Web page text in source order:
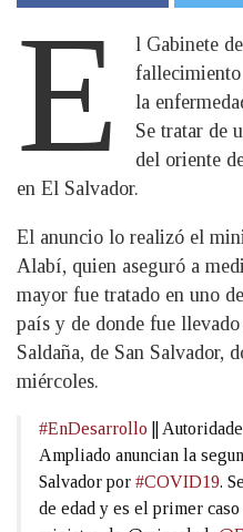
E
l Gabinete
fallecimiento
la
Se tratar de
del oriente
en El Salvador.
El anuncio lo realizó el
Alabí, quien aseguró a
mayor fue tratado en uno
país y de donde fue
Saldaña, de San Salvador,
miércoles.
#EnDesarrollo ||
Ampliado anuncian la
Salvador por #COVID19.
de edad y es el primer